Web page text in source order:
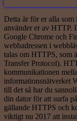
Detta är för er alla som
använder er av HTTP.
Google Chrome och
webbadressen i
talas om HTTPS, som
Transfer Protocol).
kommunikationen
informationsnätverket
till det så har du
din dator för att surfa
gällande HTTPS och
viktigt nu 2017 att